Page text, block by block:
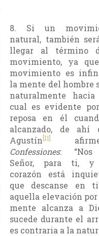
8. Si un
natural, también
llegar al término
movimiento, ya
movimiento es
la mente del hom­bre
naturalmente
cual es evidente
reposa en él
alcanzado, de ahí
Agustín [11]
Confessiones: “Nos
Señor, para ti, y
corazón está
que descanse en
aquella elevación
mente alcanza a
sucede durante el
es contraria a la